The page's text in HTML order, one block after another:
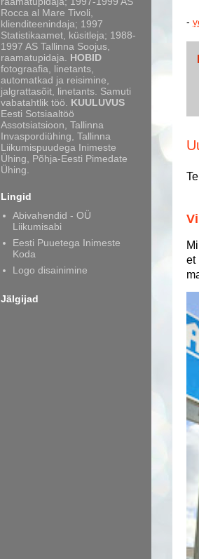
-
et
Rocca al Mare Tivoli,
klienditeenindaja; 1997
Statistikaamet, küsitleja; 1988-
1997 AS Tallinna Soojus,
raamatupidaja. HOBID
fotograafia, linetants,
automatkad ja reisimine,
jalgrattasõit, linetants. Samuti
vabatahtlik töö. KUULUVUS
Eesti Sotsiaaltöö
Assotsiatsioon, Tallinna
Invaspordiühing, Tallinna
Liikumispuudega Inimeste
Ühing, Põhja-Eesti Pimedate
Ühing.
Lingid
Abivahendid - OÜ
Liikumisabi
Eesti Puuetega Inimeste
Koda
Logo disainimine
Jälgijad